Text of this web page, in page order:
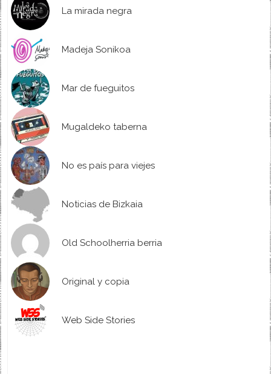
La mirada negra
Madeja Sonikoa
Mar de fueguitos
Mugaldeko taberna
No es país para viejes
Noticias de Bizkaia
Old Schoolherria berria
Original y copia
Web Side Stories